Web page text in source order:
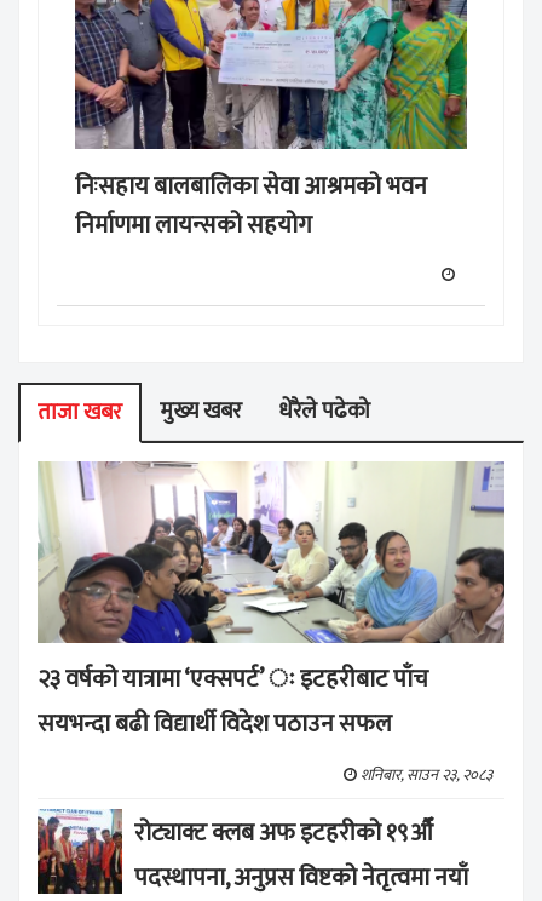
निःसहाय बालबालिका सेवा आश्रमको भवन
निर्माणमा लायन्सको सहयोग
ताजा खबर मुख्य खबर धेरैले पढेको
२३ वर्षको यात्रामा ‘एक्सपर्ट’ ः इटहरीबाट पाँच
सयभन्दा बढी विद्यार्थी विदेश पठाउन सफल
शनिबार, साउन २३, २०८३
रोट्याक्ट क्लब अफ इटहरीको १९औँ
पदस्थापना, अनुप्रस विष्टको नेतृत्वमा नयाँ